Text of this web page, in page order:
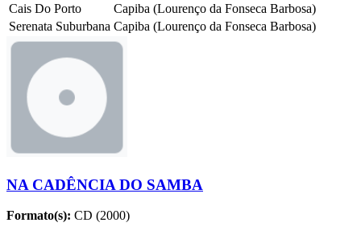
Cais Do Porto
Capiba (Lourenço da Fonseca Barbosa)
Serenata Suburbana Capiba (Lourenço da Fonseca Barbosa)
NA CADÊNCIA DO SAMBA
Formato(s): CD (2000)